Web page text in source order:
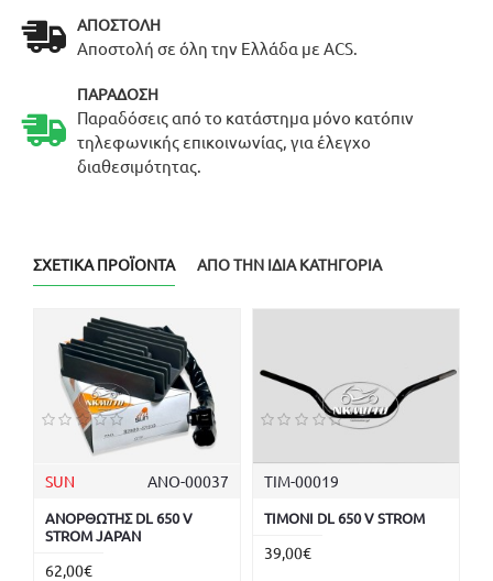
ΑΠΟΣΤΟΛΉ
Αποστολή σε όλη την Ελλάδα με ACS.
ΠΑΡΆΔΟΣΗ
Παραδόσεις από το κατάστημα μόνο κατόπιν
τηλεφωνικής επικοινωνίας, για έλεγχο
διαθεσιμότητας.
ΣΧΕΤΙΚΆ ΠΡΟΪΌΝΤΑ ΑΠΌ ΤΗΝ ΊΔΙΑ ΚΑΤΗΓΟΡΊΑ
SUN ΑΝΟ-00037
ΑΝΟΡΘΩΤΗΣ DL 650 V
STROM JAPAN
62,00€
ΤΙΜ-00019
ΤΙΜΟΝΙ DL 650 V STROM
39,00€